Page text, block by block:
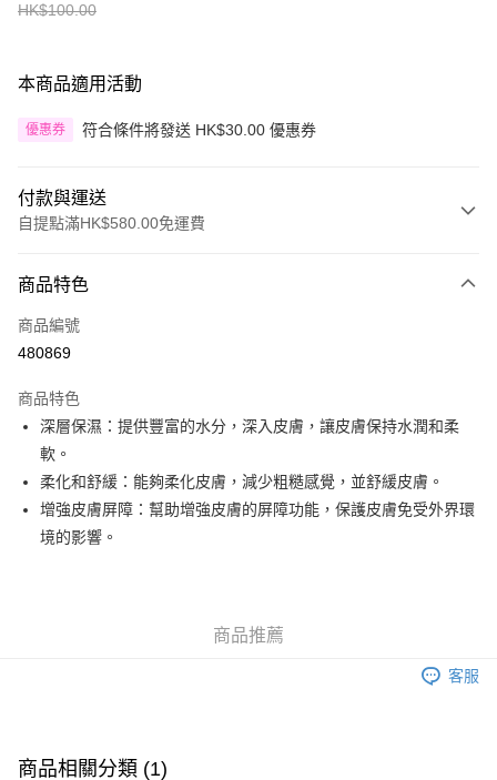
HK$100.00
本商品適用活動
優惠券 符合條件將發送 HK$30.00 優惠券
付款與運送
自提點滿HK$580.00免運費
信用卡
Apple Pay
AlipayHK
PayMe
WeChat Pay
其他轉帳方式
單。 如果訂購後七個工作天內我們未能收到有關存款，有關訂單將被取消。
每筆HK$30.00，滿HK$580.00或以上免運費
商品特色
商品編號
480869
商品特色
深層保濕：提供豐富的水分，深入皮膚，讓皮膚保持水潤和柔
軟。
柔化和舒緩：能夠柔化皮膚，減少粗糙感覺，並舒緩皮膚。
增強皮膚屏障：幫助增強皮膚的屏障功能，保護皮膚免受外界環
境的影響。
商品推薦
客服
商品相關分類 (1)